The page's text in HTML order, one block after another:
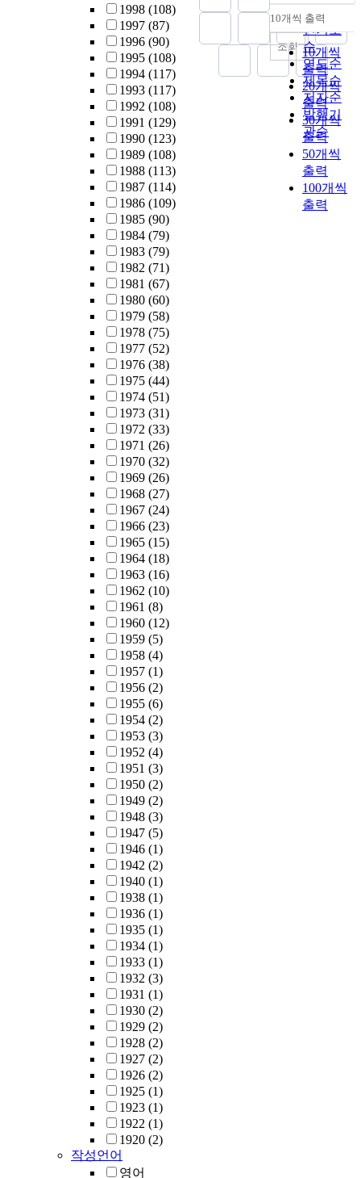
1998 (108)
1997 (87)
1996 (90)
1995 (108)
1994 (117)
1993 (117)
1992 (108)
1991 (129)
1990 (123)
1989 (108)
1988 (113)
1987 (114)
1986 (109)
1985 (90)
1984 (79)
1983 (79)
1982 (71)
1981 (67)
1980 (60)
1979 (58)
1978 (75)
1977 (52)
1976 (38)
1975 (44)
1974 (51)
1973 (31)
1972 (33)
1971 (26)
1970 (32)
1969 (26)
1968 (27)
1967 (24)
1966 (23)
1965 (15)
1964 (18)
1963 (16)
1962 (10)
1961 (8)
1960 (12)
1959 (5)
1958 (4)
1957 (1)
1956 (2)
1955 (6)
1954 (2)
1953 (3)
1952 (4)
1951 (3)
1950 (2)
1949 (2)
1948 (3)
1947 (5)
1946 (1)
1942 (2)
1940 (1)
1938 (1)
1936 (1)
1935 (1)
1934 (1)
1933 (1)
1932 (3)
1931 (1)
1930 (2)
1929 (2)
1928 (2)
1927 (2)
1926 (2)
1925 (1)
1923 (1)
1922 (1)
1920 (2)
작성언어
영어
순
인기도
순
연도순
제목순
저자순
발행기
관순
내림차순
10개씩 출력
10개씩
출력
20개씩
출력
30개씩
출력
50개씩
출력
100개씩
출력
조회